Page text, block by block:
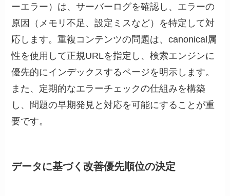
ーエラー）は、サーバーログを確認し、エラーの
原因（メモリ不足、設定ミスなど）を特定して対
応します。重複コンテンツの問題は、canonical属
性を使用して正規URLを指定し、検索エンジンに
優先的にインデックスするページを明示します。
また、定期的なエラーチェックの仕組みを構築
し、問題の早期発見と対応を可能にすることが重
要です。
データに基づく改善優先順位の決定